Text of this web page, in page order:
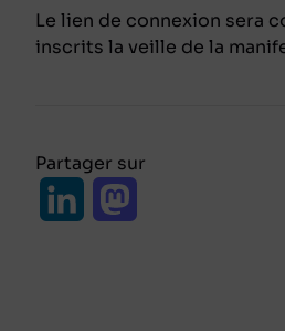
Le lien de connexion sera
inscrits la veille de la
Partager sur